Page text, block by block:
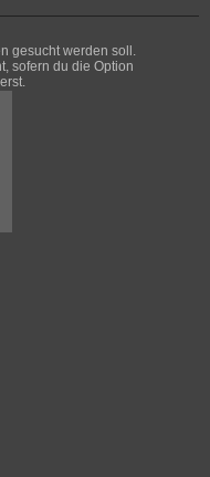
gesucht werden soll.
sofern du die Option